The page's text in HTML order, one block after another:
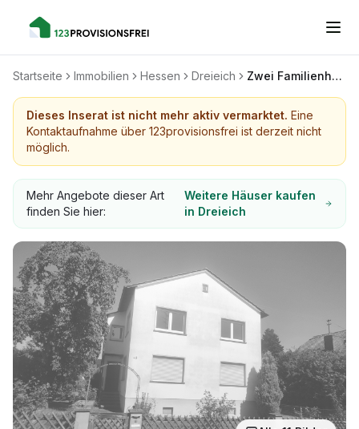
Startseite Immobilien Hessen Dreieich Zwei Familienhaus in Dreieich – Dreieichenhain
Dieses Inserat ist nicht mehr aktiv vermarktet. Eine
Kontaktaufnahme über 123provisionsfrei ist derzeit nicht
möglich.
Mehr Angebote dieser Art
finden Sie hier:
Weitere Häuser kaufen
in Dreieich